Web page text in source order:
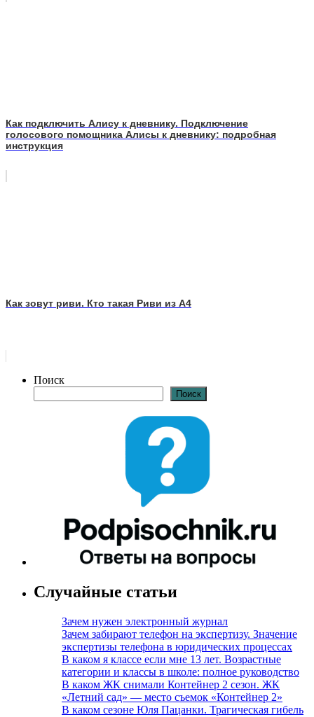
Как подключить Алису к дневнику. Подключение
голосового помощника Алисы к дневнику: подробная
инструкция
Как зовут риви. Кто такая Риви из A4
Поиск
Поиск
Случайные статьи
Зачем нужен электронный журнал
Зачем забирают телефон на экспертизу. Значение
экспертизы телефона в юридических процессах
В каком я классе если мне 13 лет. Возрастные
категории и классы в школе: полное руководство
В каком ЖК снимали Контейнер 2 сезон. ЖК
«Летний сад» — место съемок «Контейнер 2»
В каком сезоне Юля Пацанки. Трагическая гибель